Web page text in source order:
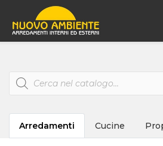
Products
search
Arredamenti Cucine